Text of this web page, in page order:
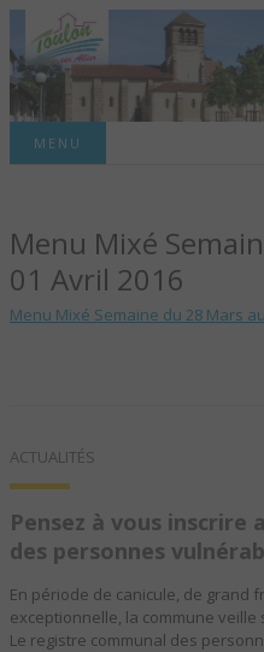
MENU
Menu Mixé
01 Avril 2016
Menu Mixé Semaine du 28 Mars
ACTUALITÉS
Pensez à vous inscrire
des personnes
En période de canicule, de grand
exceptionnelle, la commune
Le registre communal des